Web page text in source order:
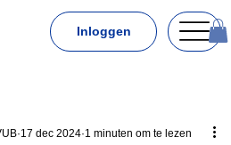
Inloggen
17 dec 2024 1 minuten om te lezen